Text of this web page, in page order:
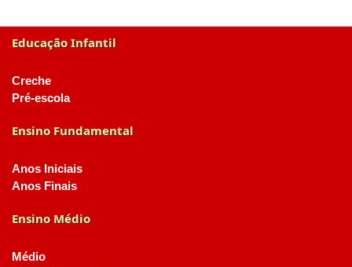
Educação Infantil
Creche
Pré-escola
Ensino Fundamental
Anos Iniciais
Anos Finais
Ensino Médio
Médio